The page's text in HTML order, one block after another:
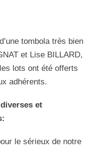
tombola très bien
et Lise BILLARD,
lots ont été offerts
adhérents.
et
le sérieux de notre